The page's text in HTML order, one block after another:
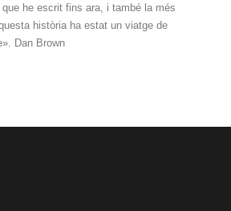
he escrit fins ara, i també la més
història ha estat un viatge de
Dan Brown